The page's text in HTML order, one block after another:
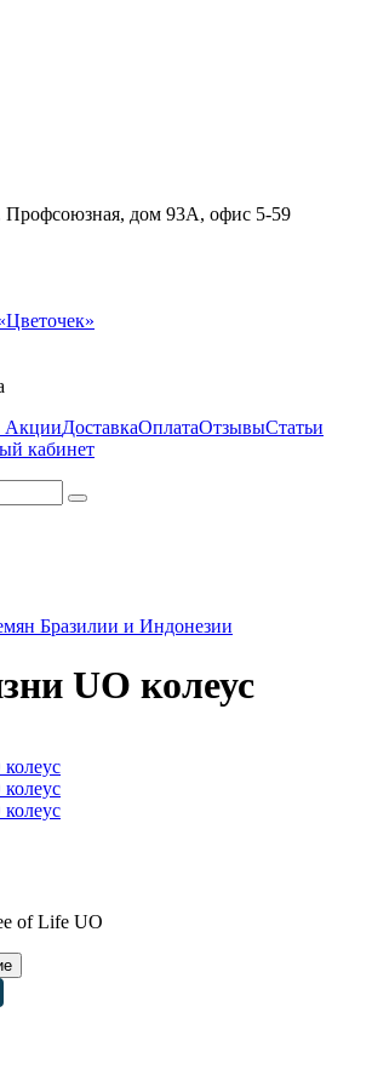
Профсоюзная, дом 93А, офис 5-59
АкцииДоставкаОплатаОтзывыСтатьи
кабинет
Бразилии и Индонезии
UO колеус
of Life UO